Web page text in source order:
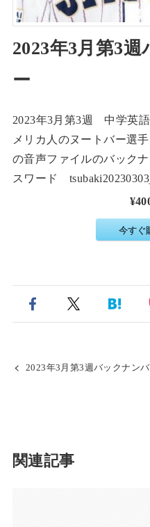
2023年3月第3
ー
2023年3月第3週 中学英
メリカ人のヌートバー選
の音声ファイルのバック
スワード
今すぐ
2023年3月第3週バックナンバ
関連記事